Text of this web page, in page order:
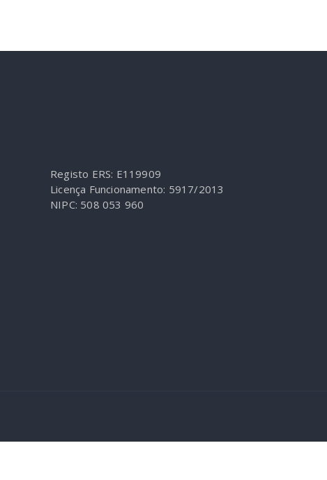
Registo ERS: E119909
Licença Funcionamento: 5917/2013
NIPC: 508 053 960